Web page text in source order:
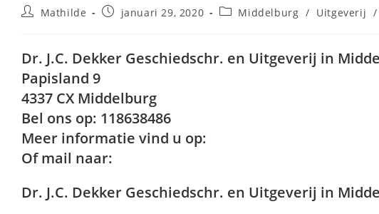
BerichtMathilde
Berichtjanuari 29, 2020 Berichtcategorie:
Middelburg / Uitgeverij /
Dr. J.C. Dekker Geschiedschr. en Uitgeverij in
Papisland 9
4337 CX Middelburg
Bel ons op: 118638486
Meer informatie vind u op:
Of mail naar:
Dr. J.C. Dekker Geschiedschr. en Uitgeverij in